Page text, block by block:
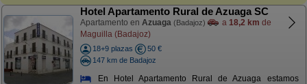
Hotel Apartamento Rural de Azuaga SC
Apartamento en Azuaga (Badajoz) a 18,2 km de
Maguilla (Badajoz)
18+9 plazas
50 €
147 km de Badajoz
En Hotel Apartamento Rural de Azuaga estamos